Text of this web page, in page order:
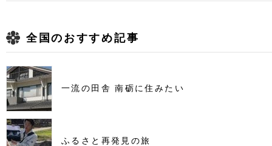
全国のおすすめ記事
一流の田舎 南砺に住みたい
ふるさと再発見の旅